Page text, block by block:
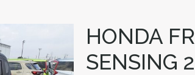
HONDA
SENSING